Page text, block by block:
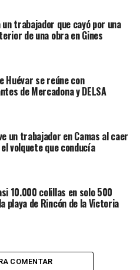
trabajador que cayó por una
de una obra en Gines
Huévar se reúne con
de Mercadona y DELSA
un trabajador en Camas al caer
volquete que conducía
10.000 colillas en solo 500
playa de Rincón de la Victoria
COMENTAR